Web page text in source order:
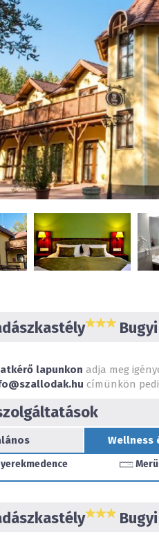
lapunkon adja meg
címünkön
Wellness